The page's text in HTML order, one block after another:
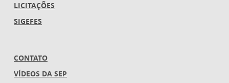
LICITAÇÕES
SIGEFES
CONTATO
VÍDEOS DA SEP